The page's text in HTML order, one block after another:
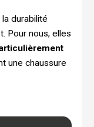
durabilité
Pour nous, elles
une chaussure